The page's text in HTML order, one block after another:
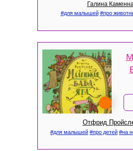
Галина
#для малышей #про
Отфрид
#для малышей #про детей #на